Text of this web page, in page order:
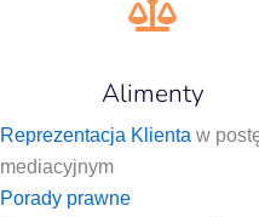
Alimenty
Repre­zen­ta­cja Klien­ta w
mediacyjnym
Pora­dy prawne